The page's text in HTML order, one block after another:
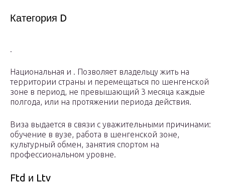
Категория D
.
Национальная и . Позволяет владельцу жить на
территории страны и перемещаться по шенгенской
зоне в период, не превышающий 3 месяца каждые
полгода, или на протяжении периода действия.
Виза выдается в связи с уважительными причинами:
обучение в вузе, работа в шенгенской зоне,
культурный обмен, занятия спортом на
профессиональном уровне.
Ftd и Ltv